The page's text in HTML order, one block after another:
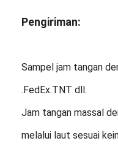
Pengiriman:
Sampel jam tangan
.FedEx.TNT dll.
Jam tangan massal
melalui laut sesuai